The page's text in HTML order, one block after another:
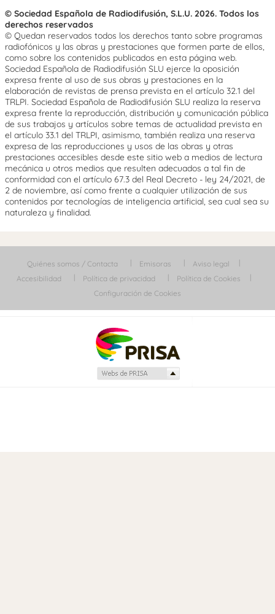
© Sociedad Española de Radiodifusión, S.L.U. 2026. Todos los
derechos reservados
© Quedan reservados todos los derechos tanto sobre programas
radiofónicos y las obras y prestaciones que formen parte de ellos,
como sobre los contenidos publicados en esta página web.
Sociedad Española de Radiodifusión SLU ejerce la oposición
expresa frente al uso de sus obras y prestaciones en la
elaboración de revistas de prensa prevista en el artículo 32.1 del
TRLPI. Sociedad Española de Radiodifusión SLU realiza la reserva
expresa frente la reproducción, distribución y comunicación pública
de sus trabajos y artículos sobre temas de actualidad prevista en
el artículo 33.1 del TRLPI, asimismo, también realiza una reserva
expresa de las reproducciones y usos de las obras y otras
prestaciones accesibles desde este sitio web a medios de lectura
mecánica u otros medios que resulten adecuados a tal fin de
conformidad con el artículo 67.3 del Real Decreto - ley 24/2021, de
2 de noviembre, así como frente a cualquier utilización de sus
contenidos por tecnologías de inteligencia artificial, sea cual sea su
naturaleza y finalidad.
Quiénes somos / Contacta Emisoras
Aviso legal
Accesibilidad
Política de privacidad
Política de Cookies
Configuración de Cookies